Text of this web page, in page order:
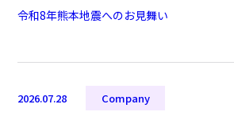
令和8年熊本地震へのお見舞い
2026.07.28 Company